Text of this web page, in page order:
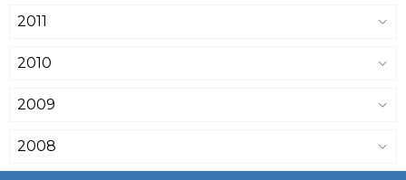
2011
2010
2009
2008